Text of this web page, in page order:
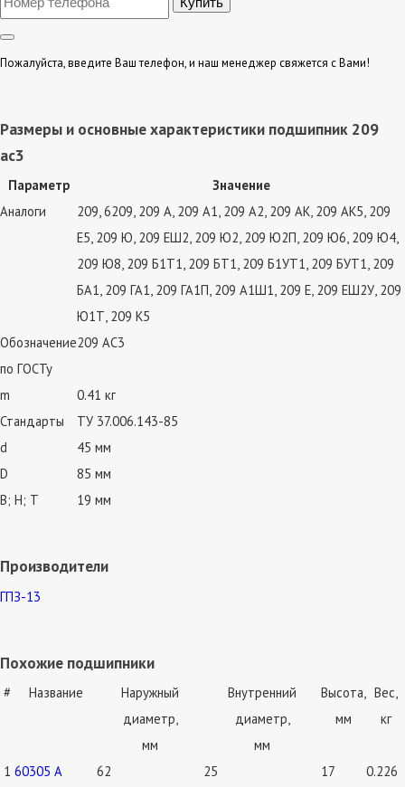
Пожалуйста, введите Ваш телефон, и наш менеджер свяжется с Вами!
Размеры и основные характеристики подшипник 209
ас3
Параметр
Значение
Аналоги
209, 6209, 209 А, 209 А1, 209 А2, 209 АК, 209 АК5, 209
Е5, 209 Ю, 209 ЕШ2, 209 Ю2, 209 Ю2П, 209 Ю6, 209 Ю4,
209 Ю8, 209 Б1Т1, 209 БТ1, 209 Б1УТ1, 209 БУТ1, 209
БА1, 209 ГА1, 209 ГА1П, 209 А1Ш1, 209 Е, 209 ЕШ2У, 209
Ю1Т, 209 К5
Обозначение
по ГОСТу
209 АС3
m
0.41 кг
Стандарты
ТУ 37.006.143-85
d
45 мм
D
85 мм
В; Н; Т
19 мм
Производители
ГПЗ-13
Похожие подшипники
# Название
Наружный
диаметр,
мм
Внутренний
диаметр,
мм
Высота,
мм
Вес,
кг
1 60305 А 62 25 17
0.226